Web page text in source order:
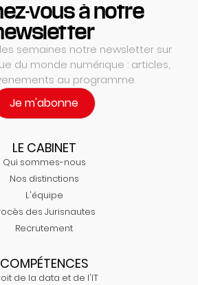
vous à notre
semaines notre newsletter sur
du monde numérique : articles,
au programme.
Je m'abonne
LE CABINET
Qui sommes-nous
Nos distinctions
L'équipe
des Jurisnautes
Recrutement
COMPÉTENCES
de la data et de l'IT